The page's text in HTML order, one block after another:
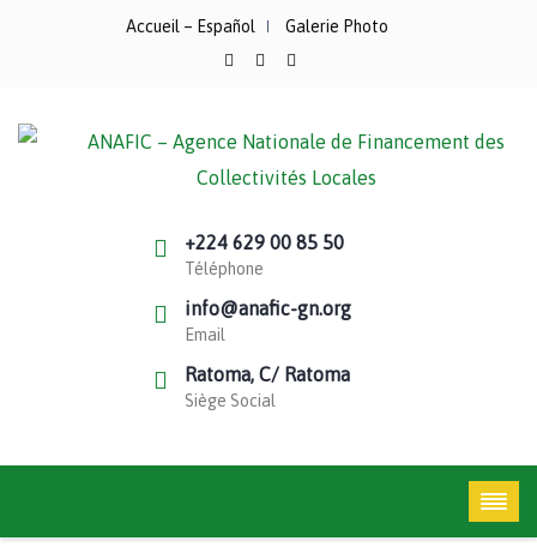
Accueil – Español Galerie Photo
+224 629 00 85 50
Téléphone
info@anafic-gn.org
Email
Ratoma, C/ Ratoma
Siège Social